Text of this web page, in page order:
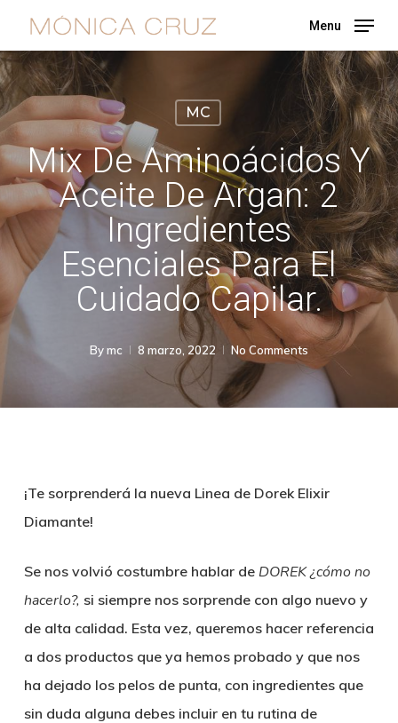
main
content
Menu
MC
Mix De Aminoácidos Y
Aceite De Argan: 2
Ingredientes
Esenciales Para El
Cuidado Capilar.
Bymc 8 marzo, 2022 No Comments
¡Te sorprenderá la nueva Linea de Dorek Elixir
Diamante!
Se nos volvió costumbre hablar de DOREK¿cómo no
hacerlo?, si siempre nos sorprende con algo nuevo y
de alta calidad. Esta vez, queremos hacer referencia
a dos productos que ya hemos probado y que nos
ha dejado los pelos de punta, con ingredientes que
sin duda alguna debes incluir en tu rutina de